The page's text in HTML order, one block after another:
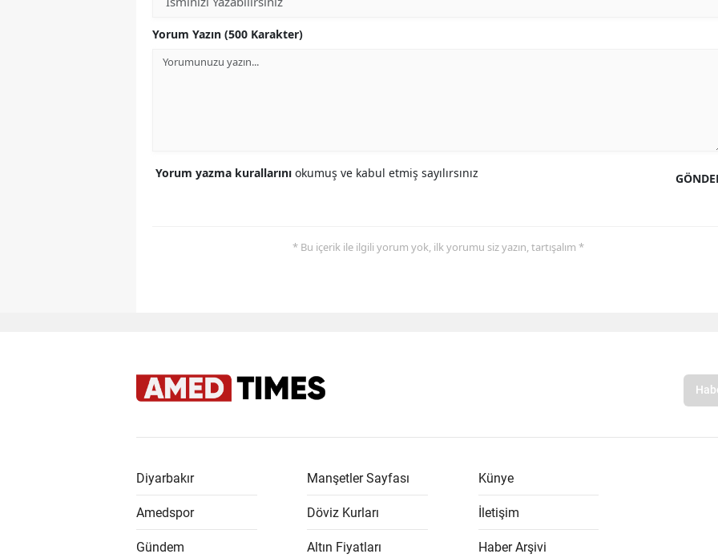
Yorum Yazın (500 Karakter)
Yorum yazma kurallarını okumuş ve kabul etmiş sayılırsınız
* Bu içerik ile ilgili yorum yok, ilk yorumu siz yazın, tartışalım *
Diyarbakır
Amedspor
Gündem
Manşetler Sayfası
Döviz Kurları
Altın Fiyatları
Künye
İletişim
Haber Arşivi